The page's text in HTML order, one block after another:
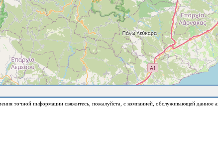
точной информации свяжитесь, пожалуйста, с компанией, обслуживающей